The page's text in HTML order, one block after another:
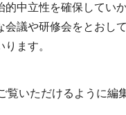
中立性を確保してい
議や研修会をとお
ます。
覧いただけるように